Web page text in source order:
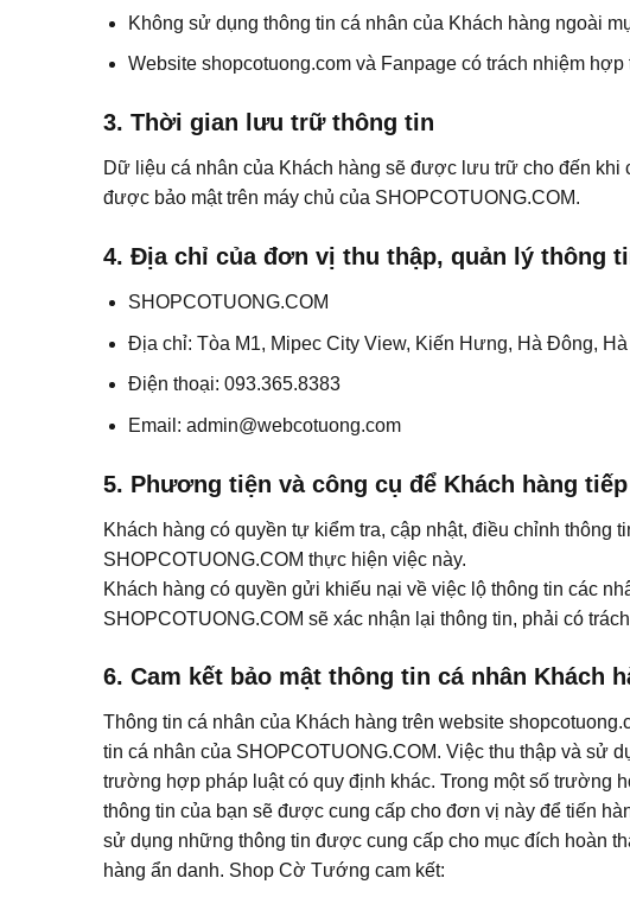
Không sử dụng thông tin cá nhân của Khách hàng ngoài
Website shopcotuong.com và Fanpage có trách nhiệm
3. Thời gian lưu trữ thông tin
Dữ liệu cá nhân của Khách hàng sẽ được lưu trữ cho đến
được bảo mật trên máy chủ của SHOPCOTUONG.COM.
4. Địa chỉ của đơn vị thu thập, quản lý thông
SHOPCOTUONG.COM
Địa chỉ: Tòa M1, Mipec City View, Kiến Hưng, Hà Đông,
Điện thoại: 093.365.8383
Email: admin@webcotuong.com
5. Phương tiện và công cụ để Khách hàng
Khách hàng có quyền tự kiểm tra, cập nhật, điều chỉnh thông
SHOPCOTUONG.COM thực hiện việc này.
Khách hàng có quyền gửi khiếu nại về việc lộ thông tin các
SHOPCOTUONG.COM sẽ xác nhận lại thông tin, phải có
6. Cam kết bảo mật thông tin cá nhân Khách
Thông tin cá nhân của Khách hàng trên website
tin cá nhân của SHOPCOTUONG.COM. Việc thu thập và sử
trường hợp pháp luật có quy định khác. Trong một số trường
thông tin của bạn sẽ được cung cấp cho đơn vị này để tiến
sử dụng những thông tin được cung cấp cho mục đích hoàn
hàng ẩn danh. Shop Cờ Tướng cam kết: